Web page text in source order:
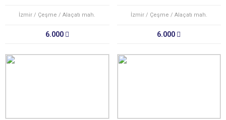
İzmir / Çeşme / Alaçatı mah.
6.000
İzmir / Çeşme / Alaçatı mah.
6.000